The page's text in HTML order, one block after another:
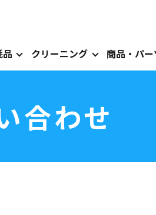
品 クリーニング 商品・パー
合わせ